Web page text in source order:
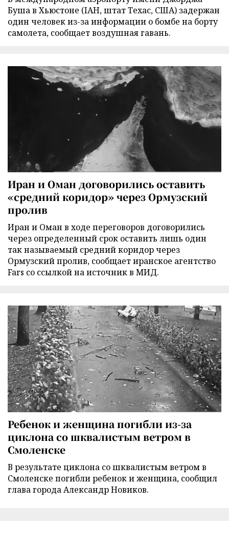
Буша в Хьюстоне (IAH, штат Техас, США) задержан
один человек из-за информации о бомбе на борту
самолета, сообщает воздушная гавань.
Иран и Оман договорились оставить
«средний коридор» через Ормузский
пролив
Иран и Оман в ходе переговоров договорились
через определенный срок оставить лишь один
так называемый средний коридор через
Ормузский пролив, сообщает иранское агентство
Fars со ссылкой на источник в МИД.
Ребенок и женщина погибли из-за
циклона со шквалистым ветром в
Смоленске
В результате циклона со шквалистым ветром в
Смоленске погибли ребенок и женщина, сообщил
глава города Александр Новиков.